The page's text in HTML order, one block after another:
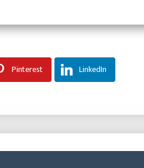
Pinterest LinkedIn